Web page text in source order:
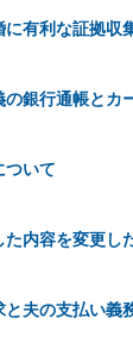
ついて
内容を変更し
夫の支払い義